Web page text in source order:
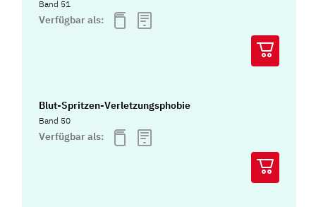
Band 51
Verfügbar als:
Blut-Spritzen-Verletzungsphobie
Band 50
Verfügbar als: